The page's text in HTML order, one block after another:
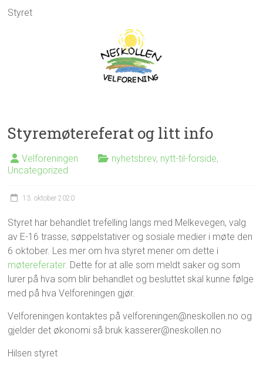
Styret
Styremøtereferat og litt info
Velforeningen nyhetsbrev, nytt-til-forside,
Uncategorized
13. oktober 2020
Styret har behandlet trefelling langs med Melkevegen, valg
av E-16 trasse, søppelstativer og sosiale medier i møte den
6 oktober. Les mer om hva styret mener om dette i
møtereferater. Dette for at alle som meldt saker og som
lurer på hva som blir behandlet og besluttet skal kunne følge
med på hva Velforeningen gjør.
Velforeningen kontaktes på velforeningen@neskollen.no og
gjelder det økonomi så bruk kasserer@neskollen.no
Hilsen styret